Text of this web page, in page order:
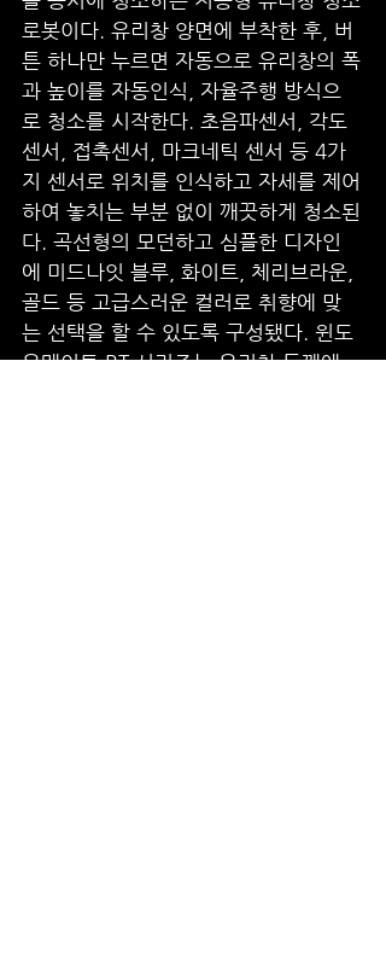
로봇이다. 유리창 양면에 부착한 후, 버
튼 하나만 누르면 자동으로 유리창의 폭
과 높이를 자동인식, 자율주행 방식으
로 청소를 시작한다. 초음파센서, 각도
센서, 접촉센서, 마크네틱 센서 등 4가
지 센서로 위치를 인식하고 자세를 제어
하여 놓치는 부분 없이 깨끗하게 청소된
다. 곡선형의 모던하고 심플한 디자인
에 미드나잇 블루, 화이트, 체리브라운,
골드 등 고급스러운 컬러로 취향에 맞
는 선택을 할 수 있도록 구성됐다. 윈도
우메이트 RT 시리즈는 유리창 두께에